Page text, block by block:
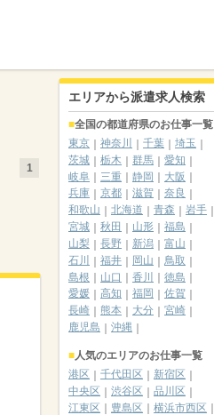
1
エリアから派遣求人検索
全国の都道府県のお仕事一覧
東京
神奈川 千葉
埼玉
茨城
栃木 群馬
愛知
岐阜
三重 静岡
大阪
兵庫
京都 滋賀
奈良
和歌山
北海道 青森
岩手
宮城
秋田 山形
福島
山梨
長野 新潟
富山
石川
福井 岡山
鳥取
島根
山口 香川
徳島
愛媛
高知 福岡
佐賀
長崎
熊本 大分
宮崎
鹿児島
沖縄
人気のエリアのお仕事一覧
港区
千代田区
新宿区
中央区
渋谷区
品川区
江東区
豊島区
横浜市西区